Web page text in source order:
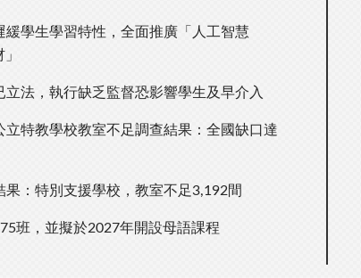
緩學生學習特性，全面推廣「人工智慧
立法，執行缺乏監督恐影響學生及早介入
立特教學校教室不足調查結果：全國缺口達
果：特別支援學校，教室不足3,192間
班，並擬於2027年開設母語課程